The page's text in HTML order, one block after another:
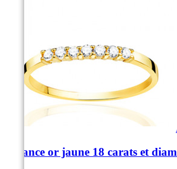
Alliance or jaune 18 carats et